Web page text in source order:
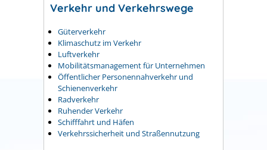
Verkehr und Verkehrswege
Güterverkehr
Klimaschutz im Verkehr
Luftverkehr
Mobilitätsmanagement für Unternehmen
Öffentlicher Personennahverkehr und
Schienenverkehr
Radverkehr
Ruhender Verkehr
Schifffahrt und Häfen
Verkehrssicherheit und Straßennutzung